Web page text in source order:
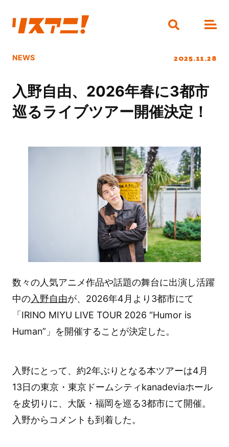
NEWS 2025.11.28
入野自由、2026年春に3都市
巡るライブツアー開催決定！
数々の人気アニメ作品や話題の舞台に出演し活躍
中の入野自由が、2026年4月より3都市にて
「IRINO MIYU LIVE TOUR 2026 “Humor is
Human”」を開催することが決定した。
入野にとって、約2年ぶりとなる本ツアーは4月
13日の東京・東京ドームシティkanadeviaホール
を皮切りに、大阪・福岡を巡る3都市にて開催。
入野からコメントも到着した。